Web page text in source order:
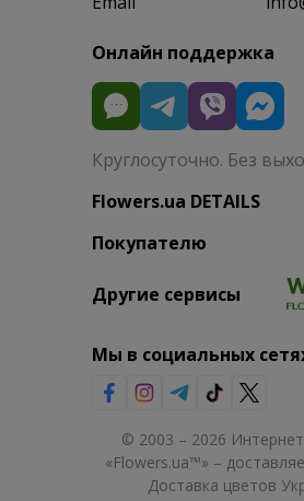
Онлайн поддержка
Круглосуточно. Без
Flowers.ua DETAILS
Покупателю
Другие сервисы
Мы в социальных
© 2003 – 2026
«Flowers.ua™» –
Доставка цветов